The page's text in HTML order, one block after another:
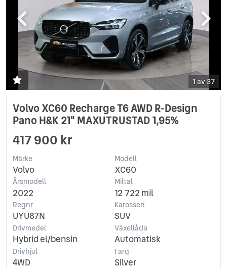
1 av 37
Volvo XC60 Recharge T6 AWD R-Design
Pano H&K 21" MAXUTRUSTAD 1,95%
417 900 kr
Märke
Volvo
Modell
XC60
Årsmodell
2022
Miltal
12 722 mil
Regnr
UYU87N
Karosseri
SUV
Drivmedel
Hybrid el/bensin
Växellåda
Automatisk
Drivhjul
4WD
Färg
Silver